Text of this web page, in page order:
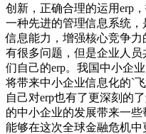
创新，正确合理的运用erp
一种先进的管理信息系统
信息能力，增强核心竞争
有很多问题，但是企业人
们自己的erp。我国中小企
将带来中小企业信息化的`
自己对erp也有了更深刻的
的中小企业的发展带来一
能够在这次全球金融危机